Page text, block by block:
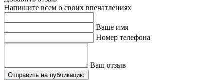
Напишите всем о своих впечатлениях
Ваше имя
Номер телефона
Ваш отзыв
Отправить на публикацию